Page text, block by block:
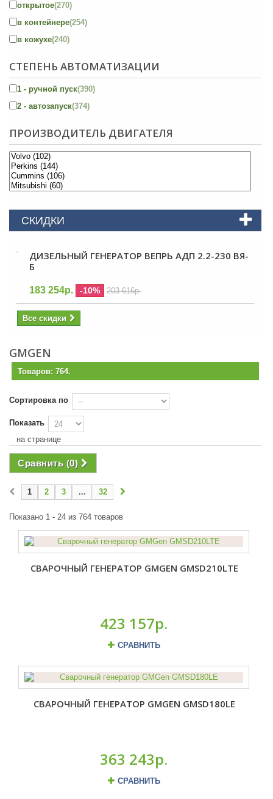
открытое(270)
в контейнере(254)
в кожухе(240)
СТЕПЕНЬ АВТОМАТИЗАЦИИ
1 - ручной пуск(390)
2 - автозапуск(374)
ПРОИЗВОДИТЕЛЬ ДВИГАТЕЛЯ
СКИДКИ
ДИЗЕЛЬНЫЙ ГЕНЕРАТОР ВЕПРЬ АДП 2.2-230 ВЯ-
Б
183 254р. -10% 203 616р.
Все скидки
GMGEN
Товаров: 764.
Сортировка по
Показать
на странице
Сравнить (0)
1 2 3 ... 32
Показано 1 - 24 из 764 товаров
СВАРОЧНЫЙ ГЕНЕРАТОР GMGEN GMSD210LTE
423 157р.
СРАВНИТЬ
СВАРОЧНЫЙ ГЕНЕРАТОР GMGEN GMSD180LE
363 243р.
СРАВНИТЬ